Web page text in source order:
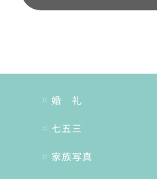
婚 礼
七五三
家族写真